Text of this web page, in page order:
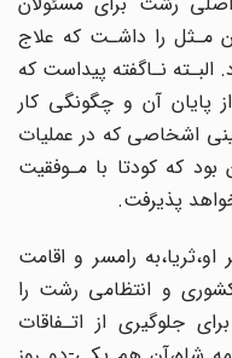
مـثل را داشـت که علاج
نـاگفته پیداست که
که از پایان آن و چگونگی‌ کار‌
اشخاصی که در عملیات
که کودتا با مـوفقیت
پذیرفت.
رامسر و اقامت
و انتظامی رشت را
جلوگیری‌ از اتـفاقات